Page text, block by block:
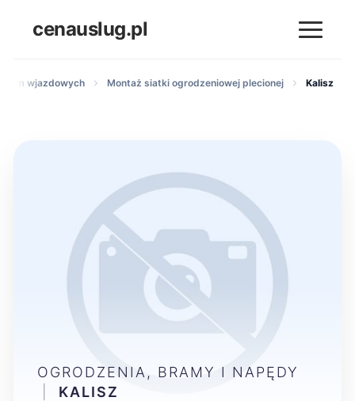
cenauslug.pl
wjazdowych Montaż siatki ogrodzeniowej plecionej Kalisz
OGRODZENIA, BRAMY I NAPĘDY
KALISZ